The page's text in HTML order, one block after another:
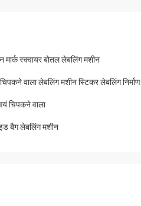
स्क्वायर बोतल लेबलिंग मशीन
वाला लेबलिंग मशीन स्टिकर लेबलिंग निर्माण
चिपकने वाला
बैग लेबलिंग मशीन